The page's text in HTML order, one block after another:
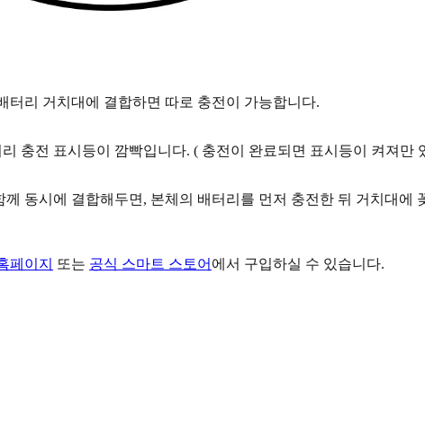
터리 거치대에 결합하면 따로 충전이 가능합니다.
충전 표시등이 깜빡입니다. ( 충전이 완료되면 표시등이 켜져만
동시에 결합해두면, 본체의 배터리를 먼저 충전한 뒤 거치대
페이지 또는 공식 스마트 스토어 에서 구입하실 수 있습니다.